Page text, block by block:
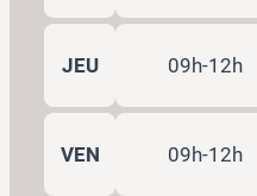
JEU 09h-12h
VEN 09h-12h